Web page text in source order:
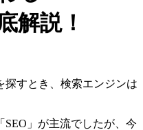
解説！
探すとき、検索エンジンは
」が主流でしたが、今